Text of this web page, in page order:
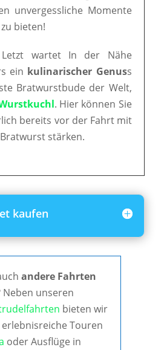
unvergessliche Momente
bieten!
wartet In der Nähe
ein kulinarischer Genuss
Bratwurstbude der Welt,
. Hier können Sie
bereits vor der Fahrt mit
stärken.
kaufen
andere Fahrten
Neben unseren
bieten wir
Touren
oder Ausflüge in